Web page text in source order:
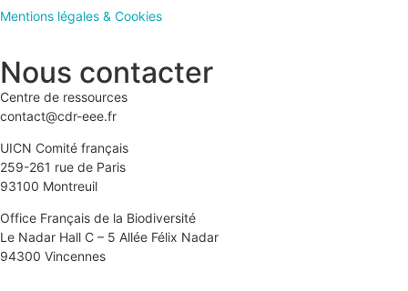
Mentions légales & Cookies
Nous contacter
Centre de ressources
contact@cdr-eee.fr
UICN Comité français
259-261 rue de Paris
93100 Montreuil
Office Français de la Biodiversité
Le Nadar Hall C – 5 Allée Félix Nadar
94300 Vincennes